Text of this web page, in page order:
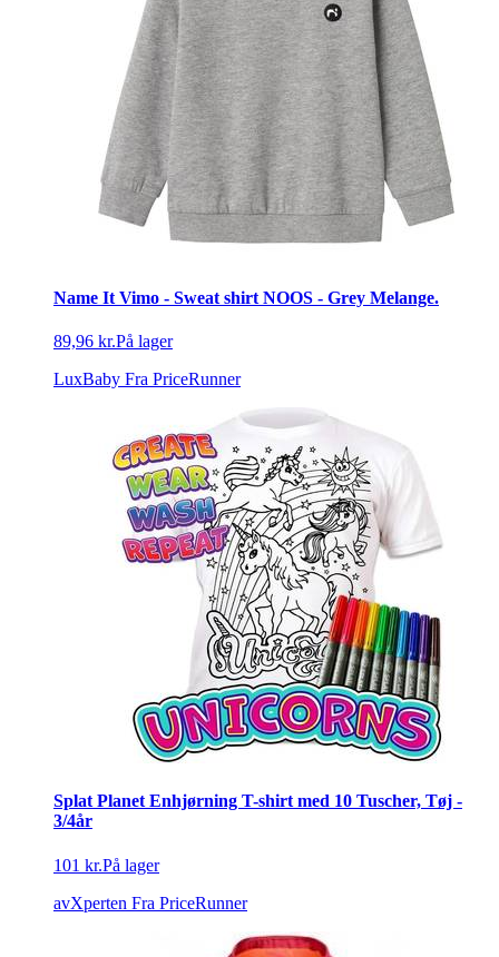
Name It Vimo - Sweat shirt NOOS - Grey Melange.
89,96 kr.På lager
LuxBaby Fra PriceRunner
Splat Planet Enhjørning T-shirt med 10 Tuscher, Tøj -
3/4år
101 kr.På lager
avXperten Fra PriceRunner